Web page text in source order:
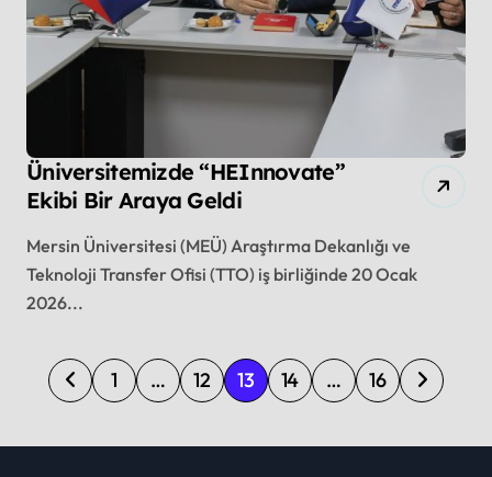
Üniversitemizde “HEInnovate”
Ekibi Bir Araya Geldi
Mersin Üniversitesi (MEÜ) Araştırma Dekanlığı ve
Teknoloji Transfer Ofisi (TTO) iş birliğinde 20 Ocak
2026...
P
o
s
1 … 12 13 14 … 16